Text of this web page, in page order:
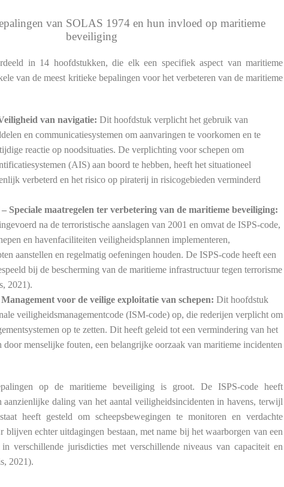
van SOLAS 1974 en hun invloed op maritieme
beveiliging
in 14 hoofdstukken, die elk een specifiek aspect van maritieme
van de meest kritieke bepalingen voor het verbeteren van de maritieme
van navigatie: Dit hoofdstuk verplicht het gebruik van
en communicatiesystemen om aanvaringen te voorkomen en te
reactie op noodsituaties. De verplichting voor schepen om
(AIS) aan boord te hebben, heeft het situationeel
verbeterd en het risico op piraterij in risicogebieden verminderd
Speciale maatregelen ter verbetering van de maritieme beveiliging:
na de terroristische aanslagen van 2001 en omvat de ISPS-code,
en havenfaciliteiten veiligheidsplannen implementeren,
aanstellen en regelmatig oefeningen houden. De ISPS-code heeft een
bij de bescherming van de maritieme infrastructuur tegen terrorisme
2021).
voor de veilige exploitatie van schepen: Dit hoofdstuk
veiligheidsmanagementcode (ISM-code) op, die rederijen verplicht om
op te zetten. Dit heeft geleid tot een vermindering van het
door menselijke fouten, een belangrijke oorzaak van maritieme incidenten
op de maritieme beveiliging is groot. De ISPS-code heeft
aanzienlijke daling van het aantal veiligheidsincidenten in havens, terwijl
heeft gesteld om scheepsbewegingen te monitoren en verdachte
blijven echter uitdagingen bestaan, met name bij het waarborgen van een
in verschillende jurisdicties met verschillende niveaus van capaciteit en
2021).